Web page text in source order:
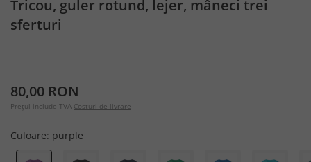
Tricou, guler rotund, lejer, mâneci trei
sferturi
80,00 RON
Prețul include TVA Costuri de livrare
Culoare: purple